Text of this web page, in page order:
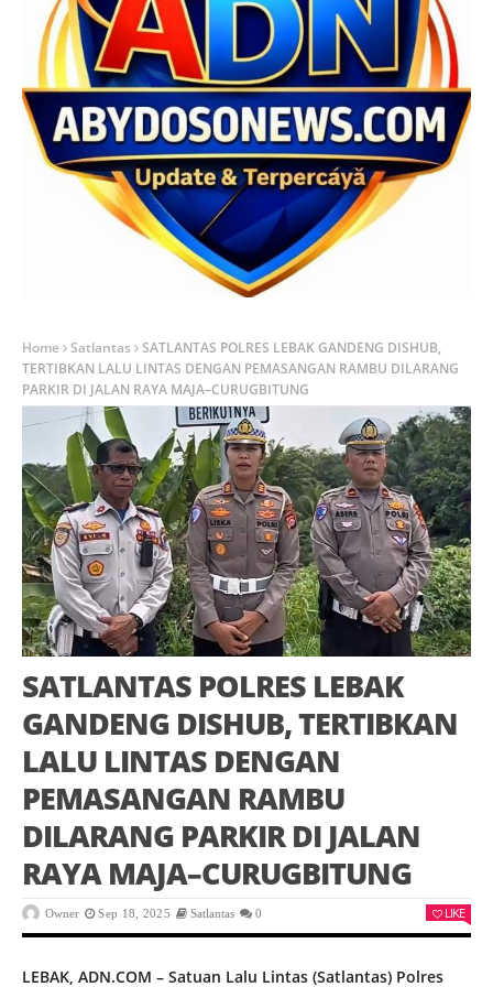
Home Satlantas
SATLANTAS POLRES LEBAK GANDENG DISHUB,
TERTIBKAN LALU LINTAS DENGAN PEMASANGAN RAMBU DILARANG
PARKIR DI JALAN RAYA MAJA–CURUGBITUNG
SATLANTAS POLRES LEBAK
GANDENG DISHUB, TERTIBKAN
LALU LINTAS DENGAN
PEMASANGAN RAMBU
DILARANG PARKIR DI JALAN
RAYA MAJA–CURUGBITUNG
Owner Sep 18, 2025 Satlantas 0 LIKE
LEBAK, ADN.COM – Satuan Lalu Lintas (Satlantas) Polres